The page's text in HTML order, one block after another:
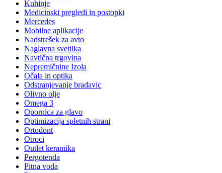
Kuhinje
Medicinski pregledi in postopki
Mercedes
Mobilne aplikacije
Nadstrešek za avto
Naglavna svetilka
Navtična trgovina
Nepremičnine Izola
Očala in optika
Odstranjevanje bradavic
Olivno olje
Omega 3
Opornica za glavo
Optimizacija spletnih strani
Ortodont
Otroci
Outlet keramika
Pergotenda
Pitna voda